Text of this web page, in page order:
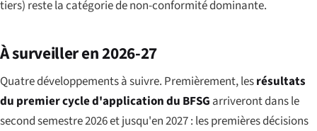
tiers) reste la catégorie de non-conformité dominante.
À surveiller en 2026-27
Quatre développements à suivre. Premièrement, lesrésultats
du premier cycle d'application du BFSG arriveront dans le
second semestre 2026 et jusqu'en 2027 : les premières décisions